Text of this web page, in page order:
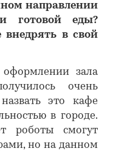
направлении
готовой еды?
в свой
зала
очень
это кафе
в городе.
роботы смогут
но на данном